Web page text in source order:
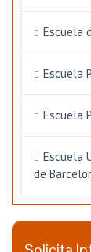
Escuela
Escuela
Escuela
Escuela
de